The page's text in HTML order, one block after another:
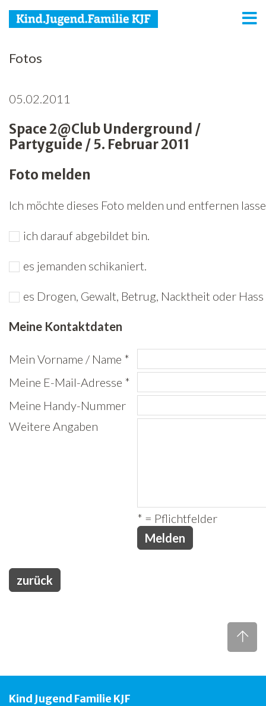
KJF
Jugend
Familie
Netzwerk
Spenden
Jobs
Freiwilligenarbeit
News
Fotos
05.02.2011
Space 2@Club Underground /
Partyguide / 5. Februar 2011
Foto melden
Ich möchte dieses Foto melden und entfernen
ich darauf abgebildet bin.
es jemanden schikaniert.
es Drogen, Gewalt, Betrug, Nacktheit oder
Meine Kontaktdaten
Mein Vorname / Name *
Meine E-Mail-Adresse *
Meine Handy-Nummer
Weitere Angaben
* = Pflichtfelder
zurück
Kind Jugend Familie KJF